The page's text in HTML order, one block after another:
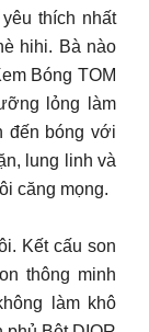
thích nhất
hihi. Bà nào
Bóng TOM
lỏng làm
đến bóng với
lung linh và
căng mọng.
Kết cấu son
thông minh
làm khô